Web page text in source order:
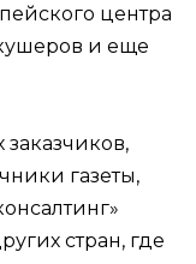
центра
и еще
газеты,
стран, где